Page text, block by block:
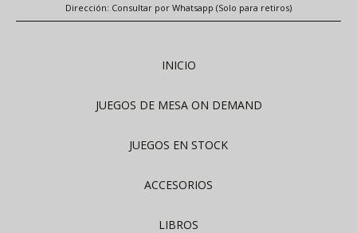
Dirección: Consultar por Whatsapp (Solo para retiros)
INICIO
JUEGOS DE MESA ON DEMAND
JUEGOS EN STOCK
ACCESORIOS
LIBROS